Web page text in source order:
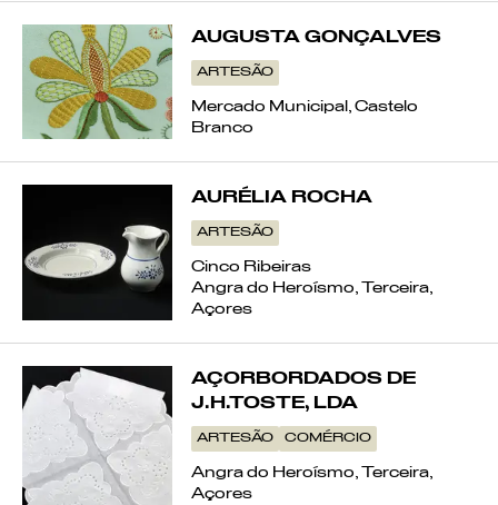
AUGUSTA GONÇALVES
ARTESÃO
Mercado Municipal, Castelo
Branco
AURÉLIA ROCHA
ARTESÃO
Cinco Ribeiras
Angra do Heroísmo, Terceira,
Açores
AÇORBORDADOS DE
J.H.TOSTE, LDA
ARTESÃO COMÉRCIO
Angra do Heroísmo, Terceira,
Açores